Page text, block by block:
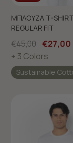
ΜΠΛΟΥΖΑ T-SHIRT
REGULAR FIT
€45,00 €27,00
+ 3 Colors
Sustainable